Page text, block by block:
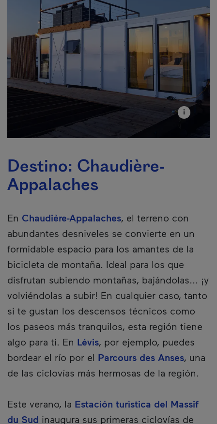
Destino: Chaudière-
Appalaches
En Chaudière-Appalaches, el terreno con
abundantes desniveles se convierte en un
formidable espacio para los amantes de la
bicicleta de montaña. Ideal para los que
disfrutan subiendo montañas, bajándolas... ¡y
volviéndolas a subir! En cualquier caso, tanto
si te gustan los descensos técnicos como
los paseos más tranquilos, esta región tiene
algo para ti. En Lévis, por ejemplo, puedes
bordear el río por el Parcours des Anses, una
de las ciclovías más hermosas de la región.
Este verano, la Estación turística del Massif
du Sud inaugura sus primeras ciclovías de